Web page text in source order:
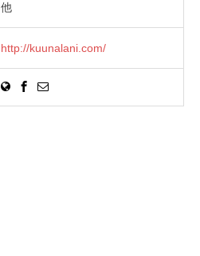
他
http://kuunalani.com/